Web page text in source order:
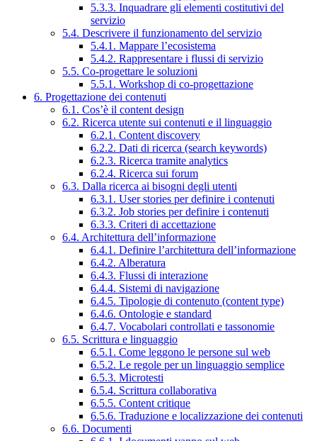
5.3.3. Inquadrare gli elementi costitutivi del
servizio
5.4. Descrivere il funzionamento del servizio
5.4.1. Mappare l’ecosistema
5.4.2. Rappresentare i flussi di servizio
5.5. Co-progettare le soluzioni
5.5.1. Workshop di co-progettazione
6. Progettazione dei contenuti
6.1. Cos’è il content design
6.2. Ricerca utente sui contenuti e il linguaggio
6.2.1. Content discovery
6.2.2. Dati di ricerca (search keywords)
6.2.3. Ricerca tramite analytics
6.2.4. Ricerca sui forum
6.3. Dalla ricerca ai bisogni degli utenti
6.3.1. User stories per definire i contenuti
6.3.2. Job stories per definire i contenuti
6.3.3. Criteri di accettazione
6.4. Architettura dell’informazione
6.4.1. Definire l’architettura dell’informazione
6.4.2. Alberatura
6.4.3. Flussi di interazione
6.4.4. Sistemi di navigazione
6.4.5. Tipologie di contenuto (content type)
6.4.6. Ontologie e standard
6.4.7. Vocabolari controllati e tassonomie
6.5. Scrittura e linguaggio
6.5.1. Come leggono le persone sul web
6.5.2. Le regole per un linguaggio semplice
6.5.3. Microtesti
6.5.4. Scrittura collaborativa
6.5.5. Content critique
6.5.6. Traduzione e localizzazione dei contenuti
6.6. Documenti